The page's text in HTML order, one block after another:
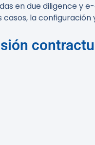
en due diligence y
la